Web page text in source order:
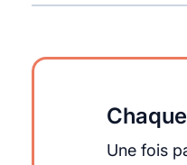
Une fois